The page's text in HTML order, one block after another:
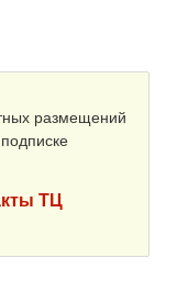
размещений
ТЦ